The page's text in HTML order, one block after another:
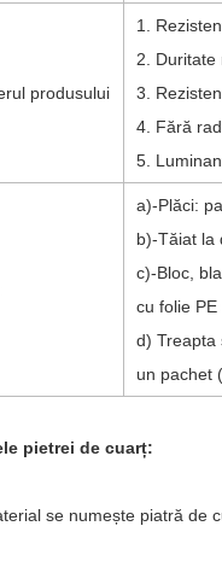
produsului
1.
2. Duritate
3.
4. Fără
5.
a)-Plăci:
b)-Tăiat la
c)-Bloc,
cu folie
d) Treapta
un pachet
pietrei de cuarț:
se numește piatră de